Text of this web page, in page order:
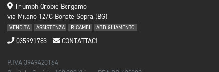
Triumph Orobie Bergamo
via Milano 12/C Bonate Sopra (BG)
VENDITA ASSISTENZA RICAMBI ABBIGLIAMENTO
035991783 CONTATTACI
P.IVA 3949420164